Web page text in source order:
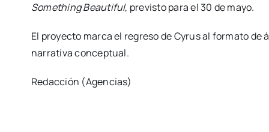
Something Beautiful, previsto para el 30 de mayo.
El proyecto marca el regreso de Cyrus al formato
narrativa conceptual.
Redacción (Agencias)